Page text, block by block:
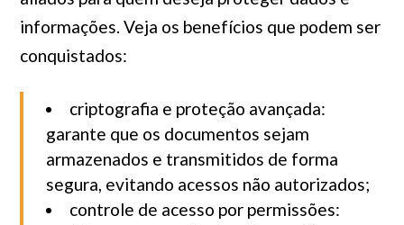
informações. Veja os benefícios que podem ser
conquistados:
criptografia e proteção avançada:
garante que os documentos sejam
armazenados e transmitidos de forma
segura, evitando acessos não autorizados;
controle de acesso por permissões: